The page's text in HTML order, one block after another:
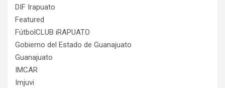
DIF Irapuato
Featured
FútbolCLUB iRAPUATO
Gobierno del Estado de Guanajuato
Guanajuato
IMCAR
Imjuvi